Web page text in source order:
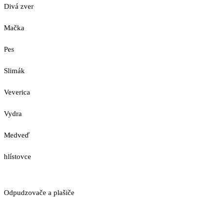
Divá zver
Mačka
Pes
Slimák
Veverica
Vydra
Medveď
hlístovce
Odpudzovače a plašiče